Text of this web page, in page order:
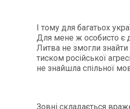
І тому для багатьох
Для мене ж особисто є
Литва не змогли знайти
тиском російської
не знайшла спільної
Зовні складається